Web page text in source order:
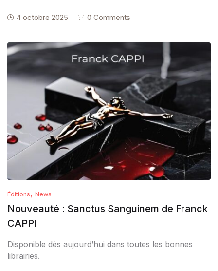
4 octobre 2025 0 Comments
Éditions, News
Nouveauté : Sanctus Sanguinem de Franck
CAPPI
Disponible dès aujourd’hui dans toutes les bonnes
librairies.